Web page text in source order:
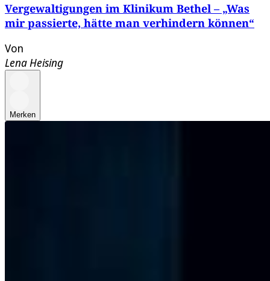
Vergewaltigungen im Klinikum Bethel – „Was
mir passierte, hätte man verhindern können“
Von
Lena Heising
Merken